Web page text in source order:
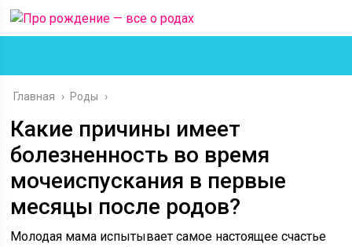
Главная › Роды ›
Какие причины имеет
болезненность во время
мочеиспускания в первые
месяцы после родов?
Молодая мама испытывает самое настоящее счастье